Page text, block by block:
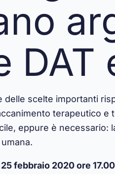
DAT
delle scelte importanti
terapeutico e
eppure è necessario:
25 febbraio 2020 ore 17.00